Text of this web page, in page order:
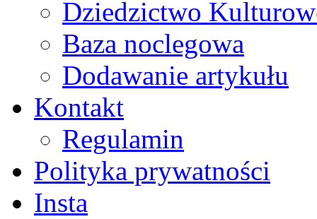
Dziedzictwo
Baza noclegowa
Dodawanie artykułu
Kontakt
Regulamin
Polityka prywatności
Insta